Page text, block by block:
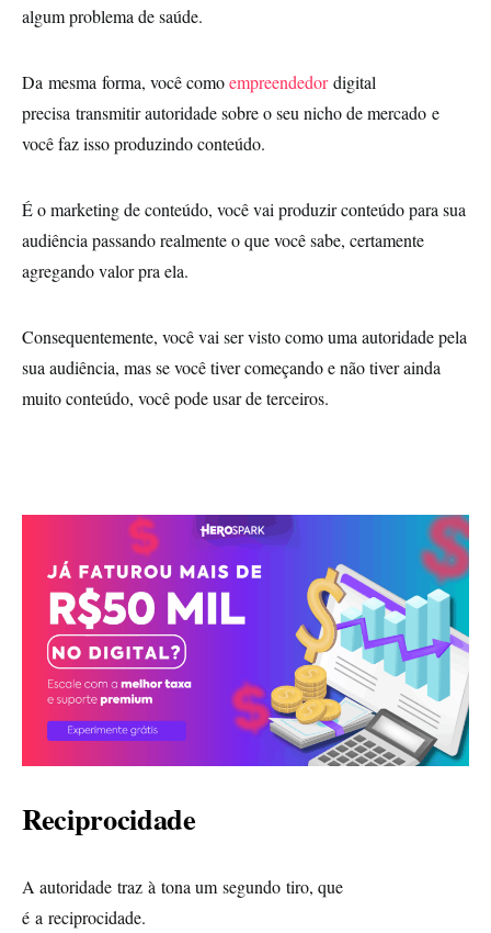
algum problema de saúde.
Da mesma forma, você comoempreendedordigital
precisa transmitir autoridade sobre o seu nicho de mercado e
você faz isso produzindo conteúdo.
É o marketing de conteúdo, você vai produzir conteúdo para sua
audiência passando realmente o que você sabe, certamente
agregando valor pra ela.
Consequentemente, você vai ser visto como uma autoridade pela
sua audiência, mas se você tiver começando e não tiver ainda
muito conteúdo, você pode usar de terceiros.
Reciprocidade
A autoridade traz à tona um segundo tiro, que
é a reciprocidade.